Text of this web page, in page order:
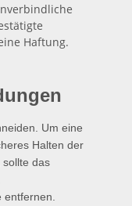
Haftung.
Um eine
Halten der
sollte das